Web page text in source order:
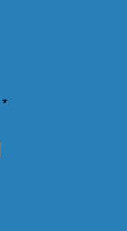
*